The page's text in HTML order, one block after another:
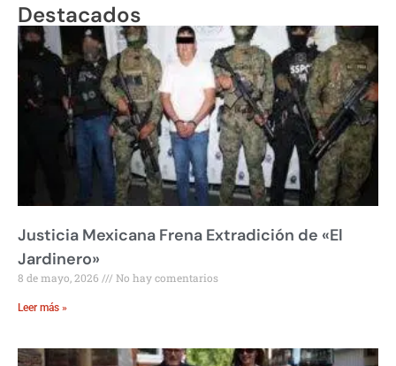
Destacados
Justicia Mexicana Frena Extradición de «El
Jardinero»
8 de mayo, 2026 No hay comentarios
Leer más »